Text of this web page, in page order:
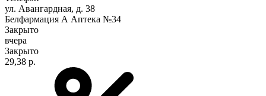
ул. Авангардная, д. 38
Белфармация А Аптека №34
Закрыто
вчера
Закрыто
29,38 р.